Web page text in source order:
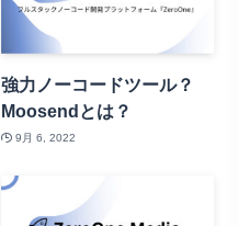
強力ノーコードツール？
Moosendとは？
9月 6, 2022